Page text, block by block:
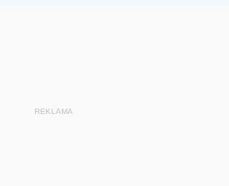
REKLAMA